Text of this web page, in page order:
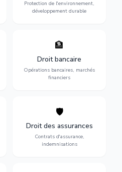
Protection de l'environnement,
développement durable
développement durable.
🏦
Droit bancaire
Opérations bancaires, marchés
financiers
Gestion de vos opérations
financières : contentieux
bancaire, investissements et
régulation.
🛡️
Droit des assurances
Contrats d'assurance,
indemnisations
Défense de vos intérêts :
contrats d'assurance,
sinistres et indemnisations
optimales.